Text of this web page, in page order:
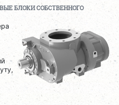
БЛОКИ СОБСТВЕННОГО